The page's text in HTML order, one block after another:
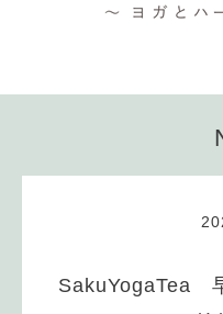
SakuYogaTea